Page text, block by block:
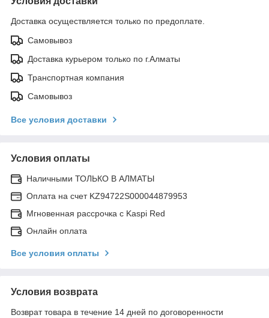
Доставка осуществляется только по предоплате.
Самовывоз
Доставка курьером только по г.Алматы
Транспортная компания
Самовывоз
Все условия доставки
Условия оплаты
Наличными ТОЛЬКО В АЛМАТЫ
Оплата на счет KZ94722S000044879953
Мгновенная рассрочка с Kaspi Red
Онлайн оплата
Все условия оплаты
Условия возврата
Возврат товара в течение 14 дней по договоренности